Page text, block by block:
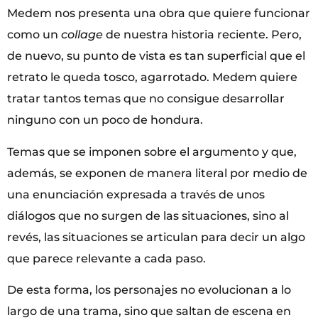
Medem nos presenta una obra que quiere funcionar
como un collage de nuestra historia reciente. Pero,
de nuevo, su punto de vista es tan superficial que el
retrato le queda tosco, agarrotado. Medem quiere
tratar tantos temas que no consigue desarrollar
ninguno con un poco de hondura.
Temas que se imponen sobre el argumento y que,
además, se exponen de manera literal por medio de
una enunciación expresada a través de unos
diálogos que no surgen de las situaciones, sino al
revés, las situaciones se articulan para decir un algo
que parece relevante a cada paso.
De esta forma, los personajes no evolucionan a lo
largo de una trama, sino que saltan de escena en